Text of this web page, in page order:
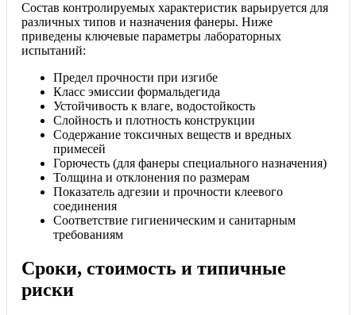
Состав контролируемых характеристик варьируется для
различных типов и назначения фанеры. Ниже
приведены ключевые параметры лабораторных
испытаний:
Предел прочности при изгибе
Класс эмиссии формальдегида
Устойчивость к влаге, водостойкость
Слойность и плотность конструкции
Содержание токсичных веществ и вредных
примесей
Горючесть (для фанеры специального назначения)
Толщина и отклонения по размерам
Показатель адгезии и прочности клеевого
соединения
Соответствие гигиеническим и санитарным
требованиям
Сроки, стоимость и типичные
риски